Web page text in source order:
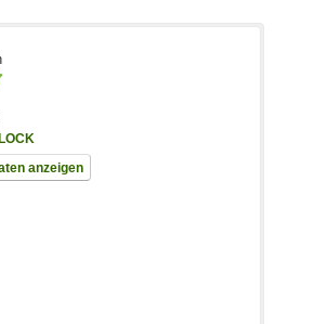
anzeigen